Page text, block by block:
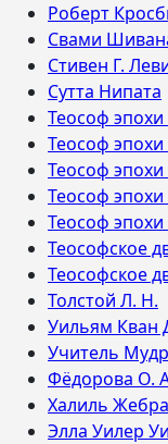
Роберт
Свами
Стивен Г.
Сутта Нипата
Теософ
Теософ
Теософ
Теософ
Теософ
Теософское
Теософское
Толстой Л. Н.
Уильям Кван
Учитель
Фёдорова О.
Халиль
Элла Уилер